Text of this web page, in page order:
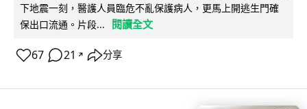
下地震一刻，醫護人員臨危不亂保護病人，更馬上開逃生門確
保出口流通。片段...
閱讀全文
67 21 ↗ 分享